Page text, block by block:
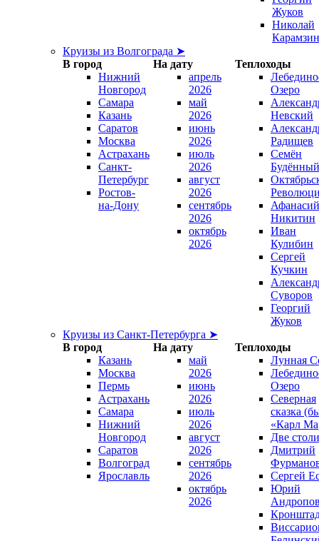
Жуков
Николай
Карамзин
Круизы из Волгограда ➤
В город
На дату
Теплоходы
Нижний
Новгород
Самара
Казань
Саратов
Москва
Астрахань
Санкт-
Петербург
Ростов-
на-Дону
апрель
2026
май
2026
июнь
2026
июль
2026
август
2026
сентябрь
2026
октябрь
2026
Озеро
Невский
Радищев
Семён
Будённый
Афанасий
Никитин
Иван
Кулибин
Сергей
Кучкин
Суворов
Георгий
Жуков
Круизы из Санкт-Петербурга ➤
В город
На дату
Теплоходы
Казань
Москва
Пермь
Астрахань
Самара
Нижний
Новгород
Саратов
Волгоград
Ярославль
май
2026
июнь
2026
июль
2026
август
2026
сентябрь
2026
октябрь
2026
Лунная
Озеро
Северная
сказка
«Карл
Две
Дмитрий
Сергей
Юрий